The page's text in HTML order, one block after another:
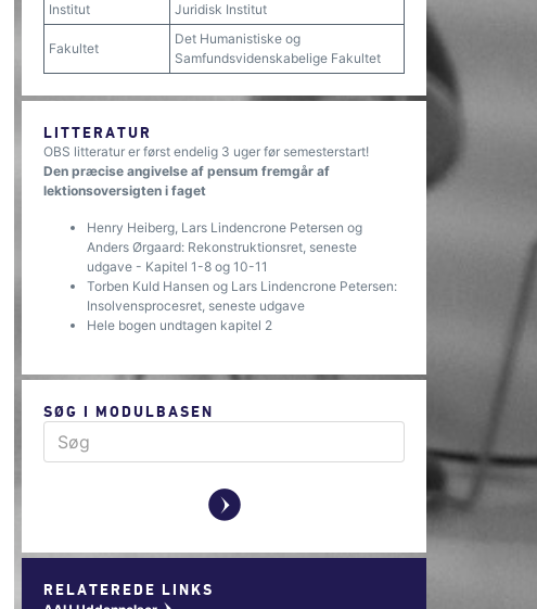
Institut
Juridisk Institut
Fakultet
Det Humanistiske og
Samfundsvidenskabelige Fakultet
LITTERATUR
OBS litteratur er først endelig 3 uger før semesterstart!
Den præcise angivelse af pensum fremgår af
lektionsoversigten i faget
Henry Heiberg, Lars Lindencrone Petersen og
Anders Ørgaard: Rekonstruktionsret, seneste
udgave - Kapitel 1-8 og 10-11
Torben Kuld Hansen og Lars Lindencrone Petersen:
Insolvensprocesret, seneste udgave
Hele bogen undtagen kapitel 2
SØG I MODULBASEN
y
RELATEREDE LINKS